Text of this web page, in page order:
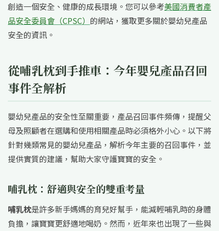
創造一個安全、健康的成長環境。您可以參考美國消費者產
品安全委員會（CPSC） 的網站，獲取更多關於嬰幼兒產品
安全的資訊。
從哺乳枕到手推車：今年嬰兒產品召回
事件全解析
嬰幼兒產品的安全性至關重要，產品召回事件頻傳，提醒父
母及照顧者在選購和使用相關產品時必須格外小心。以下將
針對幾類常見的嬰幼兒產品，解析今年主要的召回事件，並
提供實質的建議，幫助大家守護寶寶的安全。
哺乳枕：舒適與安全的雙重考量
哺乳枕是許多新手媽媽的育兒好幫手，能減輕哺乳時的身體
負擔，讓寶寶更舒適地喝奶。然而，近年來也出現了一些與